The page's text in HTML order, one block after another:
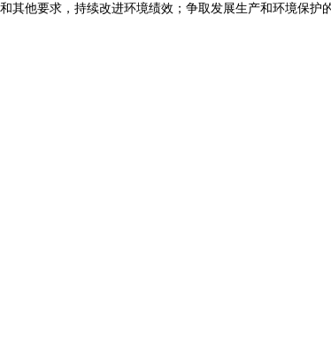
他要求，持续改进环境绩效；争取发展生产和环境保护